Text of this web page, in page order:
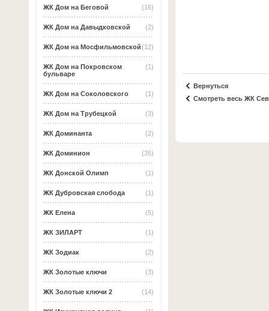
(16)
ЖК Дом на Беговой
(2)
ЖК Дом на Давыдковской
(12)
ЖК Дом на Мосфильмовской
(1)
ЖК Дом на Покровском
бульваре
(1)
ЖК Дом на Соколовского
(3)
ЖК Дом на Трубецкой
(2)
ЖК Доминанта
(35)
ЖК Доминион
(1)
ЖК Донской Олимп
(1)
ЖК Дубровская слобода
(5)
ЖК Елена
(1)
ЖК ЗИЛАРТ
(2)
ЖК Зодиак
(3)
ЖК Золотые ключи
(14)
ЖК Золотые ключи 2
Вернуться
Смотреть весь ЖК